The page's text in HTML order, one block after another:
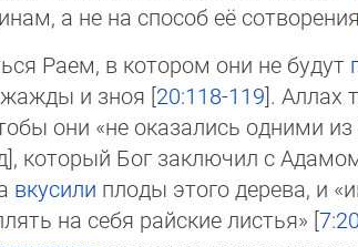
а не на способ её сотворения
Раем, в котором они не будут
жажды и зноя [20:118-119]. Аллах
они «не оказались одними
который Бог заключил с
вкусили плоды этого дерева, и
на себя райские листья» [